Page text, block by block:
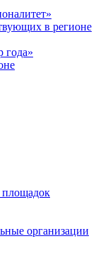
в регионе
года»
площадок
организации